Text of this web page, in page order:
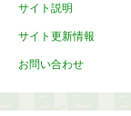
サイト説明
サイト更新情報
お問い合わせ